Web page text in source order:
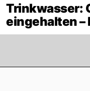
Trinkwasser:
eingehalten –